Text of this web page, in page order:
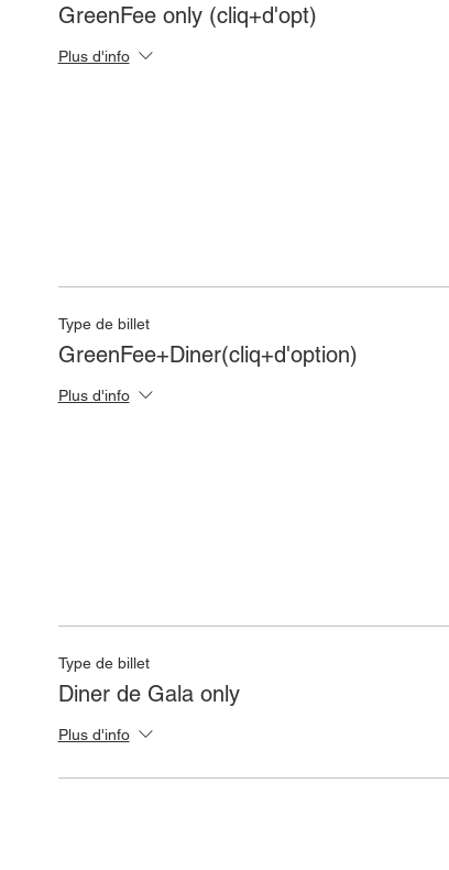
GreenFee only (cliq+d'opt)
Plus d'info
Type de billet
GreenFee+Diner(cliq+d'option)
Plus d'info
Type de billet
Diner de Gala only
Plus d'info